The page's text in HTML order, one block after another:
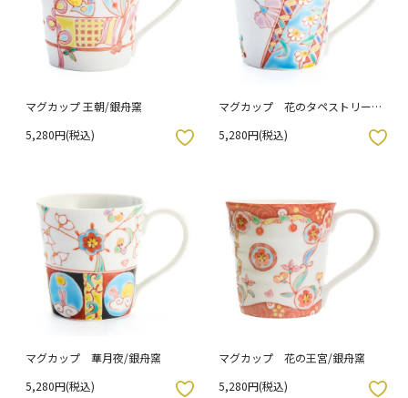
マグカップ 王朝/銀舟窯
5,280円(税込)
マグカップ 花のタペストリー/
5,280円(税込)
お気に入りボタン
マグカップ 華月夜/銀舟窯
5,280円(税込)
マグカップ 花の王宮/銀舟窯
5,280円(税込)
お気に入りボタン